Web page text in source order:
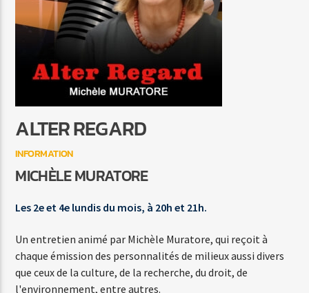
ACTUELLEMENT SUR AGORA FM
ROAMER
ALTER REGARD
INFORMATION
MICHÈLE MURATORE
Les 2e et 4e lundis du mois, à 20h et 21h.
Un entretien animé par Michèle Muratore, qui reçoit à
chaque émission des personnalités de milieux aussi divers
que ceux de la culture, de la recherche, du droit, de
l'environnement, entre autres.